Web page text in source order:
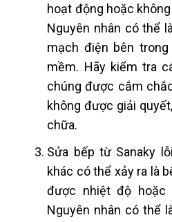
hoạt động hoặc
Nguyên nhân có thể
mạch điện bên
mềm. Hãy kiểm tra
chúng được cắm
không được giải
chữa.
Sửa bếp từ Sanaky
khác có thể xảy ra là
được nhiệt độ hoặc
Nguyên nhân có thể